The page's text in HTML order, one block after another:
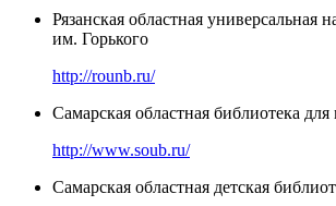
Рязанская областная универсальная
им. Горького
http://rounb.ru/
Самарская областная библиотека
http://www.soub.ru/
Самарская областная детская